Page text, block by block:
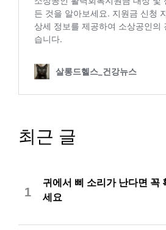
최근 글
1
귀에서 삐 소리가 난다면 꼭
세요